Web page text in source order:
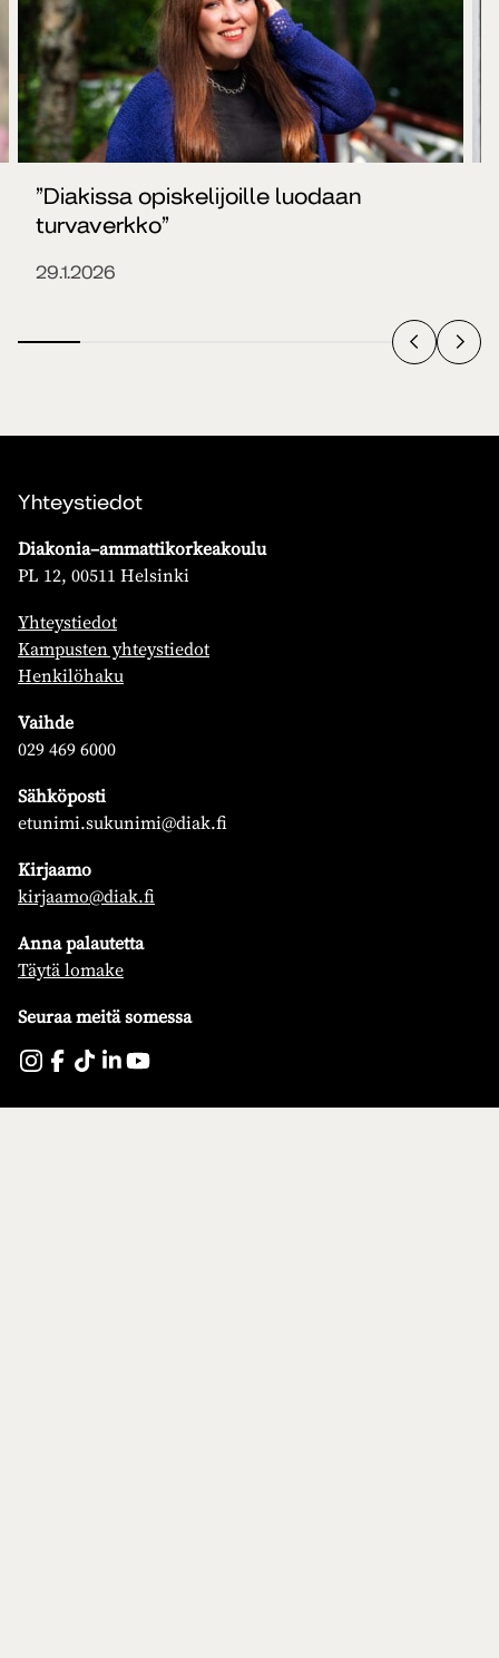
”Diakissa opiskelijoille luodaan
turvaverkko”
29.1.2026
Yhteystiedot
Diakonia–ammattikorkeakoulu
PL 12, 00511 Helsinki
Yhteystiedot
Kampusten yhteystiedot
Henkilöhaku
Vaihde
029 469 6000
Sähköposti
etunimi.sukunimi@diak.fi
Kirjaamo
kirjaamo@diak.fi
Anna palautetta
Täytä lomake
Seuraa meitä somessa